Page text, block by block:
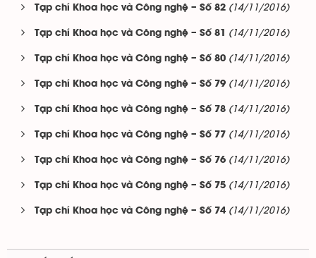
Tạp chí Khoa học và Công nghệ – Số 82 (14/11/2016)
Tạp chí Khoa học và Công nghệ – Số 81 (14/11/2016)
Tạp chí Khoa học và Công nghệ – Số 80 (14/11/2016)
Tạp chí Khoa học và Công nghệ – Số 79 (14/11/2016)
Tạp chí Khoa học và Công nghệ – Số 78 (14/11/2016)
Tạp chí Khoa học và Công nghệ – Số 77 (14/11/2016)
Tạp chí Khoa học và Công nghệ – Số 76 (14/11/2016)
Tạp chí Khoa học và Công nghệ – Số 75 (14/11/2016)
Tạp chí Khoa học và Công nghệ – Số 74 (14/11/2016)